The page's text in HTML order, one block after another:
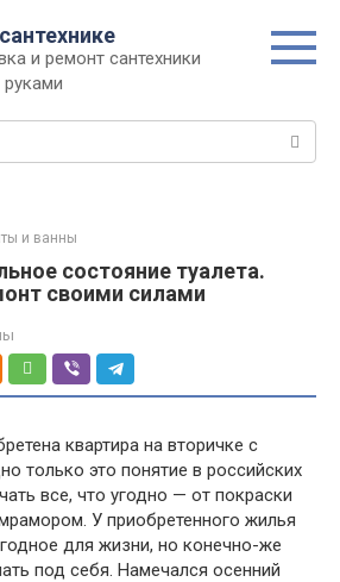
и ремонт сантехники
и ванны
состояние туалета.
своими силами
квартира на вторичке с
только это понятие в российских
все, что угодно — от покраски
У приобретенного жилья
для жизни, но конечно-же
под себя. Намечался осенний